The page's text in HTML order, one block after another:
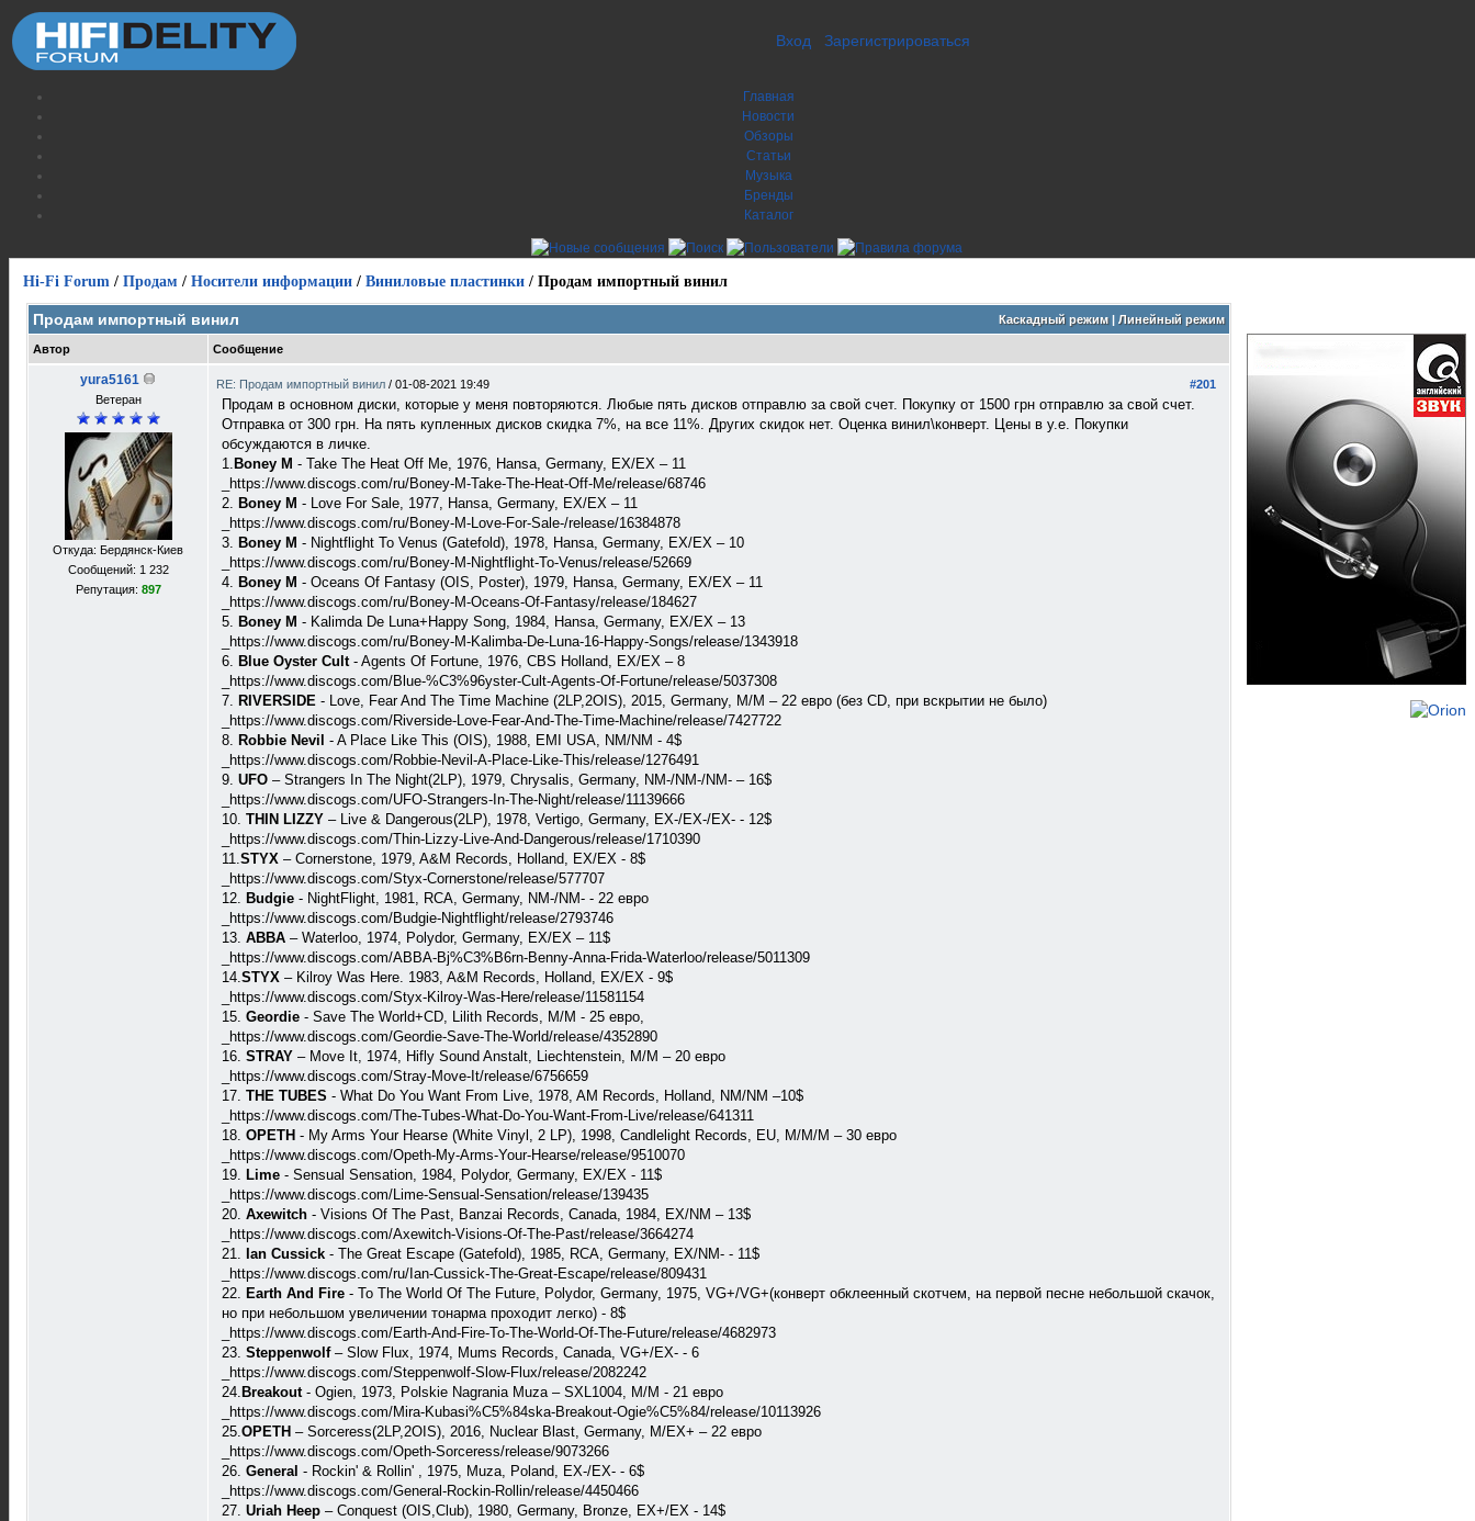
Вход Зарегистрироваться
Главная
Новости
Обзоры
Статьи
Музыка
Бренды
Каталог
Hi-Fi Forum / Продам / Носители информации / Виниловые пластинки / Продам импортный винил
Каскадный режим| Линейный режим
Продам импортный винил
Автор Сообщение
yura5161
Ветеран
Откуда: Бердянск-Киев
Сообщений: 1 232
Репутация: 897
#201
RE: Продам импортный винил / 01-08-2021 19:49
Продам в основном диски, которые у меня повторяются. Любые пять дисков отправлю за свой счет. Покупку от 1500 грн отправлю за свой счет.
Отправка от 300 грн. На пять купленных дисков скидка 7%, на все 11%. Других скидок нет. Оценка винил\конверт. Цены в у.е. Покупки
обсуждаются в личке.
1. Boney M - Take The Heat Off Me, 1976, Hansa, Germany, EX/EX – 11
_https://www.discogs.com/ru/Boney-M-Take-The-Heat-Off-Me/release/68746
2. Boney M - Love For Sale, 1977, Hansa, Germany, EX/EX – 11
_https://www.discogs.com/ru/Boney-M-Love-For-Sale-/release/16384878
3. Boney M - Nightflight To Venus (Gatefold), 1978, Hansa, Germany, EX/EX – 10
_https://www.discogs.com/ru/Boney-M-Nightflight-To-Venus/release/52669
4. Boney M - Oceans Of Fantasy (OIS, Poster), 1979, Hansa, Germany, EX/EX – 11
_https://www.discogs.com/ru/Boney-M-Oceans-Of-Fantasy/release/184627
5. Boney M - Kalimda De Luna+Happy Song, 1984, Hansa, Germany, EX/EX – 13
_https://www.discogs.com/ru/Boney-M-Kalimba-De-Luna-16-Happy-Songs/release/1343918
6. Blue Oyster Cult- Agents Of Fortune, 1976, CBS Holland, EX/EX – 8
_https://www.discogs.com/Blue-%C3%96yster-Cult-Agents-Of-Fortune/release/5037308
7. RIVERSIDE - Love, Fear And The Time Machine (2LP,2OIS), 2015, Germany, M/M – 22 евро (без CD, при вскрытии не было)
_https://www.discogs.com/Riverside-Love-Fear-And-The-Time-Machine/release/7427722
8. Robbie Nevil - A Place Like This (OIS), 1988, EMI USA, NM/NM - 4$
_https://www.discogs.com/Robbie-Nevil-A-Place-Like-This/release/1276491
9. UFO – Strangers In The Night(2LP), 1979, Chrysalis, Germany, NM-/NM-/NM- – 16$
_https://www.discogs.com/UFO-Strangers-In-The-Night/release/11139666
10. THIN LIZZY – Live & Dangerous(2LP), 1978, Vertigo, Germany, EX-/EX-/EX- - 12$
_https://www.discogs.com/Thin-Lizzy-Live-And-Dangerous/release/1710390
11.STYX – Cornerstone, 1979, A&M Records, Holland, EX/EX - 8$
_https://www.discogs.com/Styx-Cornerstone/release/577707
12. Budgie - NightFlight, 1981, RCA, Germany, NM-/NM- - 22 евро
_https://www.discogs.com/Budgie-Nightflight/release/2793746
13. ABBA – Waterloo, 1974, Polydor, Germany, EX/EX – 11$
_https://www.discogs.com/ABBA-Bj%C3%B6rn-Benny-Anna-Frida-Waterloo/release/5011309
14.STYX – Kilroy Was Here. 1983, A&M Records, Holland, EX/EX - 9$
_https://www.discogs.com/Styx-Kilroy-Was-Here/release/11581154
15. Geordie - Save The World+CD, Lilith Records, M/M - 25 евро,
_https://www.discogs.com/Geordie-Save-The-World/release/4352890
16. STRAY – Move It, 1974, Hifly Sound Anstalt, Liechtenstein, M/M – 20 евро
_https://www.discogs.com/Stray-Move-It/release/6756659
17. THE TUBES - What Do You Want From Live, 1978, AM Records, Holland, NM/NM –10$
_https://www.discogs.com/The-Tubes-What-Do-You-Want-From-Live/release/641311
18. OPETH - My Arms Your Hearse (White Vinyl, 2 LP), 1998, Candlelight Records, EU, M/M/M – 30 евро
_https://www.discogs.com/Opeth-My-Arms-Your-Hearse/release/9510070
19. Lime - Sensual Sensation, 1984, Polydor, Germany, EX/EX - 11$
_https://www.discogs.com/Lime-Sensual-Sensation/release/139435
20. Axewitch - Visions Of The Past, Banzai Records, Canada, 1984, EX/NM – 13$
_https://www.discogs.com/Axewitch-Visions-Of-The-Past/release/3664274
21. Ian Cussick - The Great Escape (Gatefold), 1985, RCA, Germany, EX/NM- - 11$
_https://www.discogs.com/ru/Ian-Cussick-The-Great-Escape/release/809431
22. Earth And Fire - To The World Of The Future, Polydor, Germany, 1975, VG+/VG+(конверт обклеенный скотчем, на первой песне небольшой скачок,
но при небольшом увеличении тонарма проходит легко) - 8$
_https://www.discogs.com/Earth-And-Fire-To-The-World-Of-The-Future/release/4682973
23. Steppenwolf– Slow Flux, 1974, Mums Records, Canada, VG+/EX- - 6
_https://www.discogs.com/Steppenwolf-Slow-Flux/release/2082242
24. Breakout- Ogien, 1973, Polskie Nagrania Muza ‎– SXL1004, M/M - 21 евро
_https://www.discogs.com/Mira-Kubasi%C5%84ska-Breakout-Ogie%C5%84/release/10113926
25.OPETH – Sorceress(2LP,2OIS), 2016, Nuclear Blast, Germany, M/EX+ – 22 евро
_https://www.discogs.com/Opeth-Sorceress/release/9073266
26. General - Rockin' & Rollin' , 1975, Muza, Poland, EX-/EX- - 6$
_https://www.discogs.com/General-Rockin-Rollin/release/4450466
27. Uriah Heep – Conquest (OIS,Club), 1980, Germany, Bronze, EX+/EX - 14$